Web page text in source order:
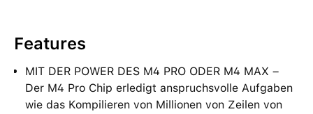
Features
MIT DER POWER DES M4 PRO ODER M4 MAX –
Der M4 Pro Chip erledigt anspruchsvolle Aufgaben
wie das Kompilieren von Millionen von Zeilen von